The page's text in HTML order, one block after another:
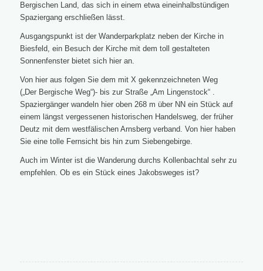
Bergischen Land, das sich in einem etwa eineinhalbstündigen
Spaziergang erschließen lässt.
Ausgangspunkt ist der Wanderparkplatz neben der Kirche in
Biesfeld, ein Besuch der Kirche mit dem toll gestalteten
Sonnenfenster bietet sich hier an.
Von hier aus folgen Sie dem mit X gekennzeichneten Weg
(„Der Bergische Weg“)- bis zur Straße „Am Lingenstock“ .
Spaziergänger wandeln hier oben 268 m über NN ein Stück auf
einem längst vergessenen historischen Handelsweg, der früher
Deutz mit dem westfälischen Arnsberg verband. Von hier haben
Sie eine tolle Fernsicht bis hin zum Siebengebirge.
Auch im Winter ist die Wanderung durchs Kollenbachtal sehr zu
empfehlen. Ob es ein Stück eines Jakobsweges ist?